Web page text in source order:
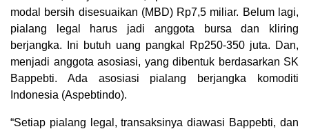
modal bersih disesuaikan (MBD) Rp7,5 miliar. Belum lagi,
pialang legal harus jadi anggota bursa dan kliring
berjangka. Ini butuh uang pangkal Rp250-350 juta. Dan,
menjadi anggota asosiasi, yang dibentuk berdasarkan SK
Bappebti. Ada asosiasi pialang berjangka komoditi
Indonesia (Aspebtindo).
“Setiap pialang legal, transaksinya diawasi Bappebti, dan